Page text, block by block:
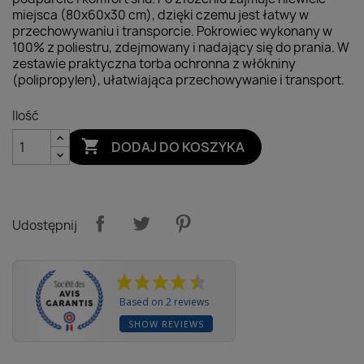
miejsca (80x60x30 cm), dzięki czemu jest łatwy w
przechowywaniu i transporcie. Pokrowiec wykonany w
100% z poliestru, zdejmowany i nadający się do prania. W
zestawie praktyczna torba ochronna z włókniny
(polipropylen), ułatwiająca przechowywanie i transport.
Ilość
 DODAJ DO KOSZYKA
Udostępnij
Based on 2 reviews
SHOW REVIEWS